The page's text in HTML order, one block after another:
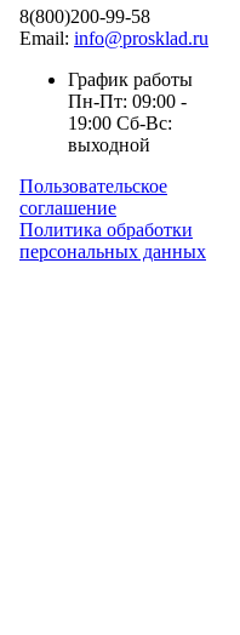
8(800)200-99-58
Email: info@prosklad.ru
График работы
Пн-Пт: 09:00 -
19:00 Сб-Вс:
выходной
Пользовательское
соглашение
Политика обработки
персональных данных